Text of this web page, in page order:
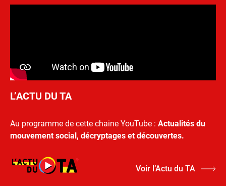
L’ACTU DU TA
Au programme de cette chaine YouTube : Actualités du
mouvement social, décryptages et découvertes.
Voir l’Actu du TA